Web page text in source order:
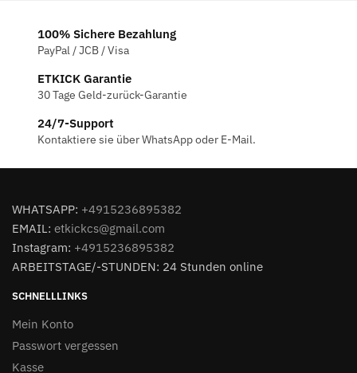
100% Sichere Bezahlung
PayPal / JCB / Visa
ETKICK Garantie
30 Tage Geld-zurück-Garantie
24/7-Support
Kontaktiere sie über WhatsApp oder E-Mail.
WHATSAPP: +4915236895382
EMAIL: etkickcs@gmail.com
Instagram: +4915236895382
ARBEITSTAGE/-STUNDEN: 24 Stunden online
SCHNELLLINKS
Mein Konto
Passwort vergessen
Kasse